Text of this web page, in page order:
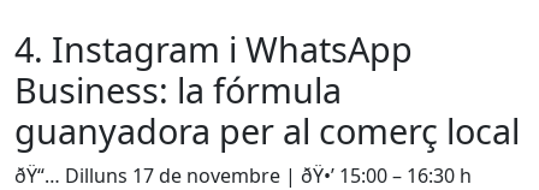
4. Instagram i WhatsApp
Business: la fórmula
guanyadora per al comerç local
ðŸ“… Dilluns 17 de novembre | ðŸ•’ 15:00 – 16:30 h